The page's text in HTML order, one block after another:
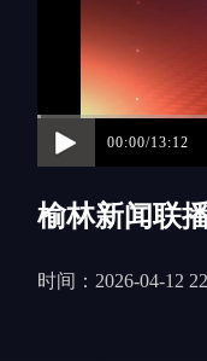
00:00/13:12
榆林新闻联
时间：2026-04-12